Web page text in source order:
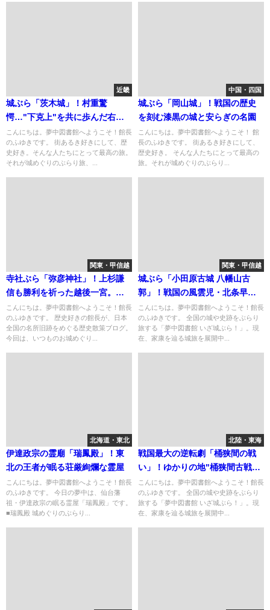
近畿
城ぶら「茨木城」！村重驚
愕…"下克上"を共に歩んだ右
腕・中川清秀の離反
こんにちは。夢中図書館へようこそ！館長
のふゆきです。 街あるき好きにして、歴
史好き。そんな人たちにとって最高の旅。
それが城めぐりのぶらり旅、...
中国・四国
城ぶら「岡山城」！戦国の歴史
を刻む漆黒の城と安らぎの名園
こんにちは。夢中図書館へようこそ！ 館
長のふゆきです。 街あるき好きにして、
歴史好き。 そんな人たちにとって最高の
旅。それが城めぐりのぶらり...
関東・甲信越
寺社ぶら「弥彦神社」！上杉謙
信も勝利を祈った越後一宮。山
頂の聖地・御神廟を巡る歴史旅
こんにちは。夢中図書館へようこそ！館長
のふゆきです。 歴史好きの館長が、日本
全国の名所旧跡をめぐる歴史散策ブログ。
今回は、いつものお城めぐり...
関東・甲信越
城ぶら「小田原古城 八幡山古
郭」！戦国の風雲児・北条早
雲、進撃のあと
こんにちは。夢中図書館へようこそ！館長
のふゆきです。 全国の城や史跡をぶらり
旅する「夢中図書館 いざ城ぶら！」。現
在、家康を辿る城旅を展開中...
北海道・東北
伊達政宗の霊廟「瑞鳳殿」！東
北の王者が眠る荘厳絢爛な霊屋
こんにちは。夢中図書館へようこそ！館長
のふゆきです。 今日の夢中は、仙台藩
祖・伊達政宗の眠る霊屋「瑞鳳殿」です。
■瑞鳳殿 城めぐりのぶらり...
北陸・東海
戦国最大の逆転劇「桶狭間の戦
い」！ゆかりの地"桶狭間古戦場
公園"そして"長楽寺"へ
こんにちは。夢中図書館へようこそ！館長
のふゆきです。 全国の城や史跡をぶらり
旅する「夢中図書館 いざ城ぶら！」。現
在、家康を辿る城旅を展開中...